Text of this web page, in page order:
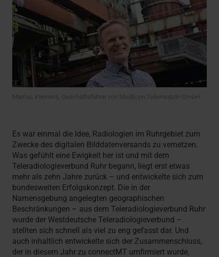
Marcus Kremers, Geschäftsführer von MedEcon Telemedizin GmbH
Es war einmal die Idee, Radiologien im Ruhrgebiet zum
Zwecke des digitalen Bilddatenversands zu vernetzen.
Was gefühlt eine Ewigkeit her ist und mit dem
Teleradiologieverbund Ruhr begann, liegt erst etwas
mehr als zehn Jahre zurück – und entwickelte sich zum
bundesweiten Erfolgskonzept. Die in der
Namensgebung angelegten geographischen
Beschränkungen – aus dem Teleradiologieverbund Ruhr
wurde der Westdeutsche Teleradiologieverbund –
stellten sich schnell als viel zu eng gefasst dar. Und
auch inhaltlich entwickelte sich der Zusammenschluss,
der in diesem Jahr zu connectMT umfirmiert wurde,